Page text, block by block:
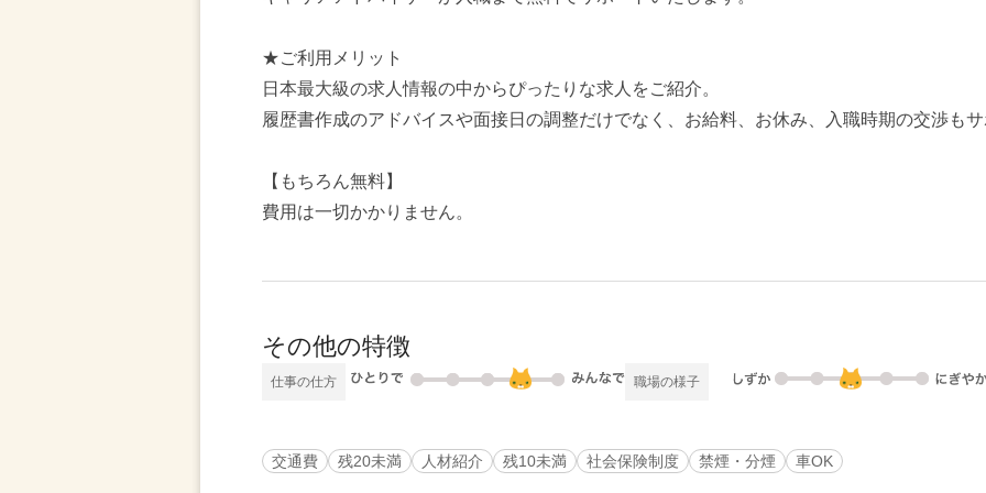
★ご利用メリット
日本最大級の求人情報の中からぴったりな求人をご紹介。
履歴書作成のアドバイスや面接日の調整だけでなく、お給料、お休み、入職時期の交渉もサ
【もちろん無料】
費用は一切かかりません。
その他の特徴
仕事の仕方 職場の様子
交通費 残20未満 人材紹介 残10未満 社会保険制度 禁煙・分煙 車OK